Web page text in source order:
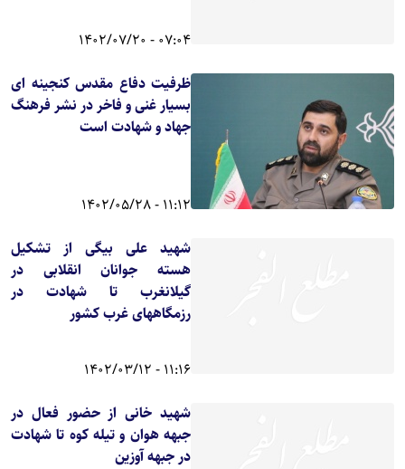
07:04 - 1402/07/20
ظرفیت دفاع مقدس کنجینه ای
بسیار غنی و فاخر در نشر فرهنگ
جهاد و شهادت است
11:12 - 1402/05/28
شهید علی بیگی از تشکیل
هسته جوانان انقلابی در
گیلانغرب تا شهادت در
رزمگاههای غرب کشور
11:16 - 1402/03/12
شهید خانی از حضور فعال در
جبهه هوان و تیله کوه تا شهادت
در جبهه آوزین